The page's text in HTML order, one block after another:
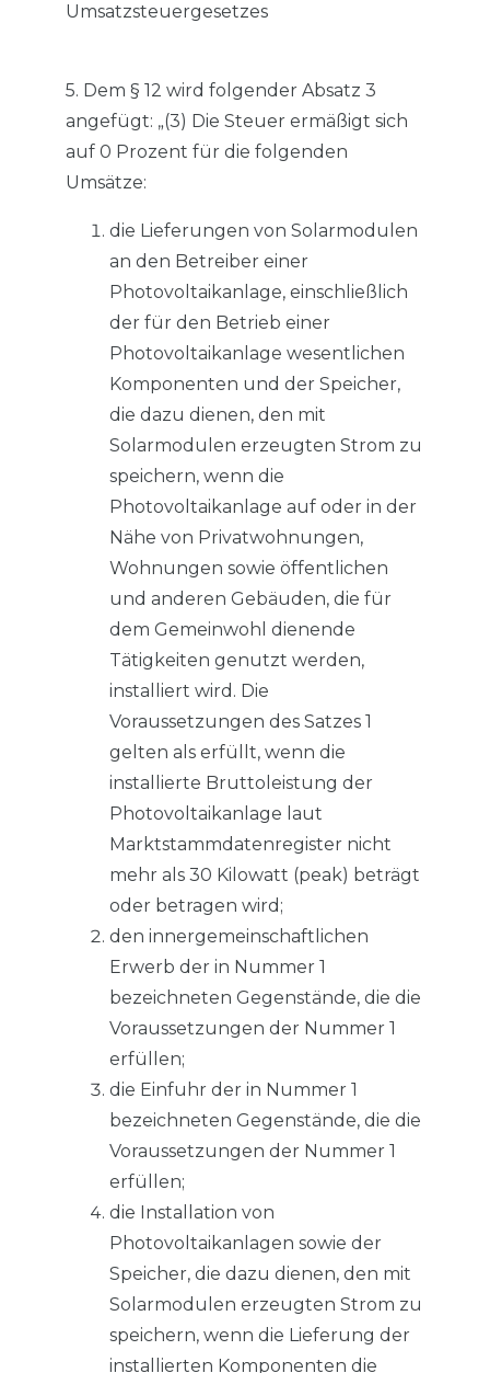
Umsatzsteuergesetzes
5. Dem § 12 wird folgender Absatz 3
angefügt: „(3) Die Steuer ermäßigt sich
auf 0 Prozent für die folgenden
Umsätze:
die Lieferungen von Solarmodulen
an den Betreiber einer
Photovoltaikanlage, einschließlich
der für den Betrieb einer
Photovoltaikanlage wesentlichen
Komponenten und der Speicher,
die dazu dienen, den mit
Solarmodulen erzeugten Strom zu
speichern, wenn die
Photovoltaikanlage auf oder in der
Nähe von Privatwohnungen,
Wohnungen sowie öffentlichen
und anderen Gebäuden, die für
dem Gemeinwohl dienende
Tätigkeiten genutzt werden,
installiert wird. Die
Voraussetzungen des Satzes 1
gelten als erfüllt, wenn die
installierte Bruttoleistung der
Photovoltaikanlage laut
Marktstammdatenregister nicht
mehr als 30 Kilowatt (peak) beträgt
oder betragen wird;
den innergemeinschaftlichen
Erwerb der in Nummer 1
bezeichneten Gegenstände, die die
Voraussetzungen der Nummer 1
erfüllen;
die Einfuhr der in Nummer 1
bezeichneten Gegenstände, die die
Voraussetzungen der Nummer 1
erfüllen;
die Installation von
Photovoltaikanlagen sowie der
Speicher, die dazu dienen, den mit
Solarmodulen erzeugten Strom zu
speichern, wenn die Lieferung der
installierten Komponenten die